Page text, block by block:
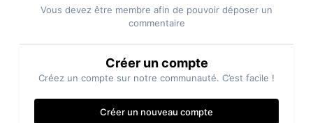
Vous devez être membre afin de pouvoir déposer un
commentaire
Créer un compte
Créez un compte sur notre communauté. C’est facile !
Créer un nouveau compte